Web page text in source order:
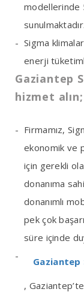
modellerinde
sunulmaktadır.
Sigma
enerji
Gaziantep
hizmet alın;
Firmamız,
ekonomik ve
için gerekli
donanıma
donanımlı
pek çok
süre içinde
Gaziantep
,